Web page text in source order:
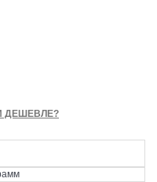
ДЕШЕВЛЕ?